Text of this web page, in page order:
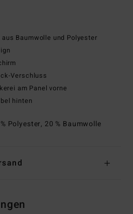
Baumwolle und Polyester
Verschluss
am Panel vorne
hinten
Polyester, 20 % Baumwolle